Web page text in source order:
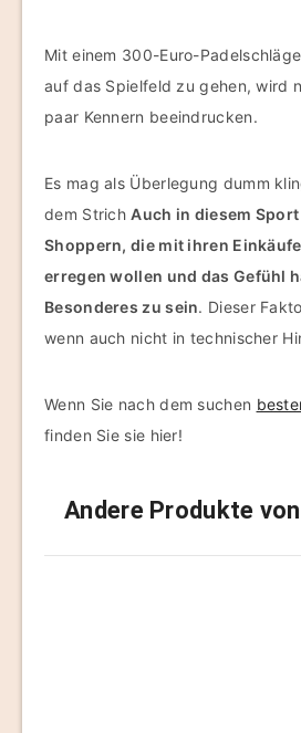
Mit einem 300-Euro-
auf das Spielfeld zu gehen, wird
paar Kennern beeindrucken.
Es mag als Überlegung dumm
dem StrichAuch in diesem
Shoppern, die mit ihren
erregen wollen und das Gefühl
Besonderes zu sein. Dieser
wenn auch nicht in technischer
Wenn Sie nach dem suchen
finden Sie sie hier!
Andere Produkte von